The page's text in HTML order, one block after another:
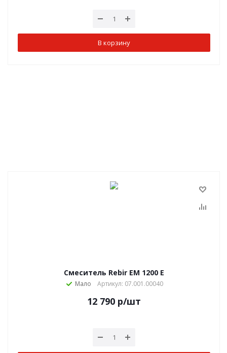
В корзину
Смеситель Rebir ЕМ 1200 E
Мало Артикул: 07.001.00040
12 790 р/шт